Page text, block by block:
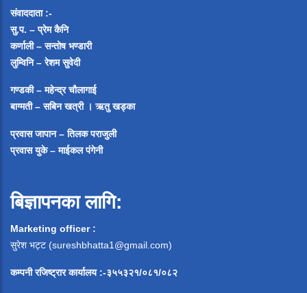
संवाददाता :-
सु.प. – प्रेम कैनि
कर्णाली – सन्तोष भण्डारी
लुम्विनि – रेशम सुवेदी
गण्डकी – महेन्द्र चौलागाई
बाग्मती – सबिन खत्री ।ऋतु खड्का
प्रवास जापान – तिलक पराजुली
प्रवास युके – माईकल पंगेनी
बिज्ञापनका लागि:
Marketing officer :
सुरेश भट्ट (sureshbhatta1@gmail.com)
कम्पनी रजिष्ट्रार कार्यालय :-३५५३२१/०८१/०८२